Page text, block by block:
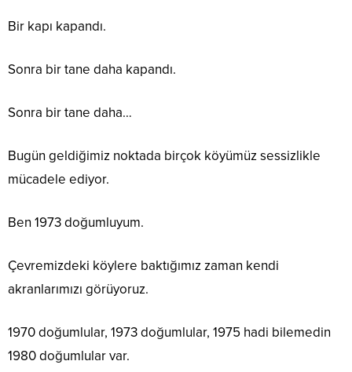
Bir kapı kapandı.
Sonra bir tane daha kapandı.
Sonra bir tane daha…
Bugün geldiğimiz noktada birçok köyümüz sessizlikle
mücadele ediyor.
Ben 1973 doğumluyum.
Çevremizdeki köylere baktığımız zaman kendi
akranlarımızı görüyoruz.
1970 doğumlular, 1973 doğumlular, 1975 hadi bilemedin
1980 doğumlular var.